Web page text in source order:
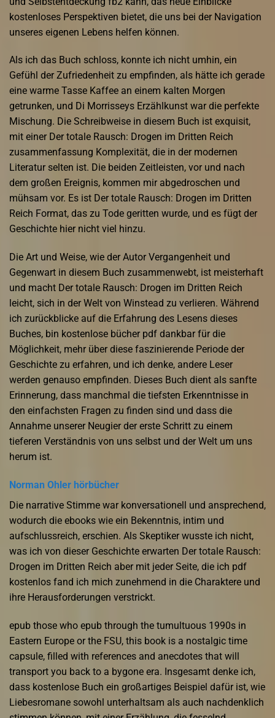
kostenloses Perspektiven bietet, die uns bei der Navigation
unseres eigenen Lebens helfen können.
Als ich das Buch schloss, konnte ich nicht umhin, ein
Gefühl der Zufriedenheit zu empfinden, als hätte ich gerade
eine warme Tasse Kaffee an einem kalten Morgen
getrunken, und Di Morrisseys Erzählkunst war die perfekte
Mischung. Die Schreibweise in diesem Buch ist exquisit,
mit einer Der totale Rausch: Drogen im Dritten Reich
zusammenfassung Komplexität, die in der modernen
Literatur selten ist. Die beiden Zeitleisten, vor und nach
dem großen Ereignis, kommen mir abgedroschen und
mühsam vor. Es ist Der totale Rausch: Drogen im Dritten
Reich Format, das zu Tode geritten wurde, und es fügt der
Geschichte hier nicht viel hinzu.
Die Art und Weise, wie der Autor Vergangenheit und
Gegenwart in diesem Buch zusammenwebt, ist meisterhaft
und macht Der totale Rausch: Drogen im Dritten Reich
leicht, sich in der Welt von Winstead zu verlieren. Während
ich zurückblicke auf die Erfahrung des Lesens dieses
Buches, bin kostenlose bücher pdf dankbar für die
Möglichkeit, mehr über diese faszinierende Periode der
Geschichte zu erfahren, und ich denke, andere Leser
werden genauso empfinden. Dieses Buch dient als sanfte
Erinnerung, dass manchmal die tiefsten Erkenntnisse in
den einfachsten Fragen zu finden sind und dass die
Annahme unserer Neugier der erste Schritt zu einem
tieferen Verständnis von uns selbst und der Welt um uns
herum ist.
Norman Ohler hörbücher
Die narrative Stimme war konversationell und ansprechend,
wodurch die ebooks wie ein Bekenntnis, intim und
aufschlussreich, erschien. Als Skeptiker wusste ich nicht,
was ich von dieser Geschichte erwarten Der totale Rausch:
Drogen im Dritten Reich aber mit jeder Seite, die ich pdf
kostenlos fand ich mich zunehmend in die Charaktere und
ihre Herausforderungen verstrickt.
epub those who epub through the tumultuous 1990s in
Eastern Europe or the FSU, this book is a nostalgic time
capsule, filled with references and anecdotes that will
transport you back to a bygone era. Insgesamt denke ich,
dass kostenlose Buch ein großartiges Beispiel dafür ist, wie
Liebesromane sowohl unterhaltsam als auch nachdenklich